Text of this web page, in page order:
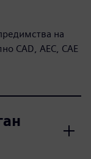
на
CAD, AEC, CAE